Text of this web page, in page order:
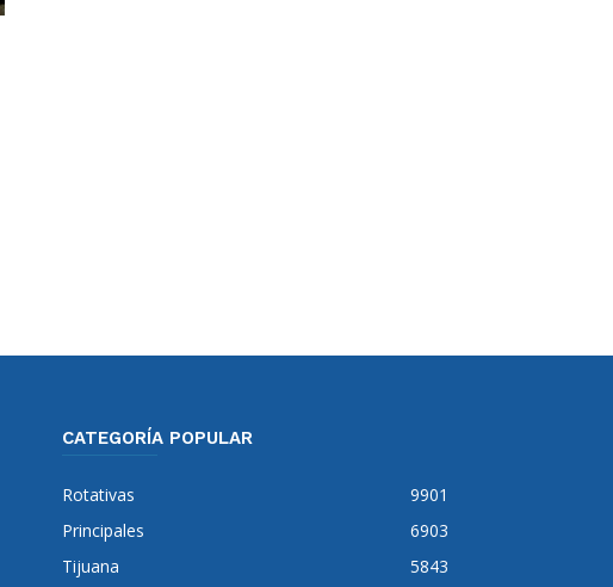
CATEGORÍA POPULAR
Rotativas
9901
Principales
6903
Tijuana
5843